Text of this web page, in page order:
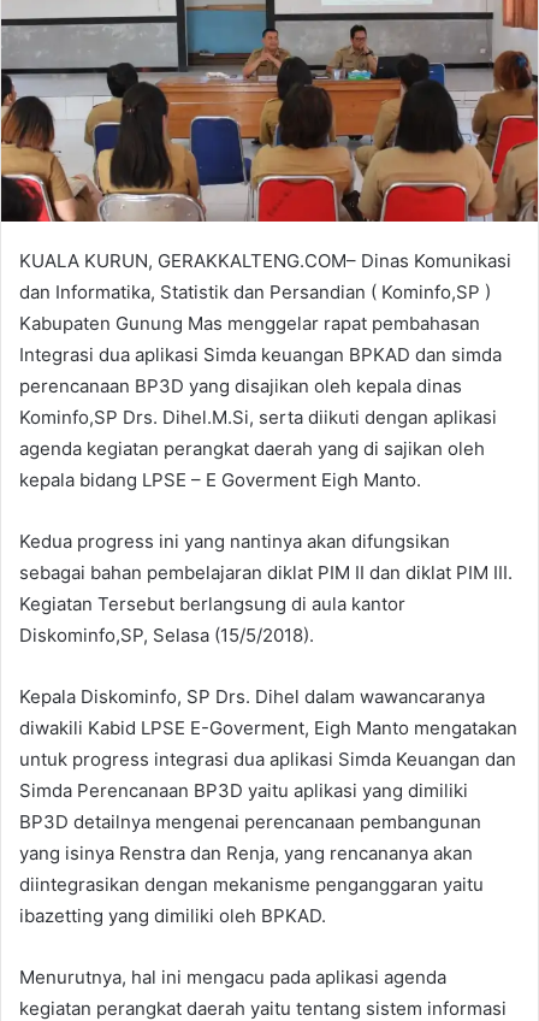
KUALA KURUN, GERAKKALTENG.COM– Dinas Komunikasi
dan Informatika, Statistik dan Persandian ( Kominfo,SP )
Kabupaten Gunung Mas menggelar rapat pembahasan
Integrasi dua aplikasi Simda keuangan BPKAD dan simda
perencanaan BP3D yang disajikan oleh kepala dinas
Kominfo,SP Drs. Dihel.M.Si, serta diikuti dengan aplikasi
agenda kegiatan perangkat daerah yang di sajikan oleh
kepala bidang LPSE – E Goverment Eigh Manto.
Kedua progress ini yang nantinya akan difungsikan
sebagai bahan pembelajaran diklat PIM II dan diklat PIM III.
Kegiatan Tersebut berlangsung di aula kantor
Diskominfo,SP, Selasa (15/5/2018).
Kepala Diskominfo, SP Drs. Dihel dalam wawancaranya
diwakili Kabid LPSE E-Goverment, Eigh Manto mengatakan
untuk progress integrasi dua aplikasi Simda Keuangan dan
Simda Perencanaan BP3D yaitu aplikasi yang dimiliki
BP3D detailnya mengenai perencanaan pembangunan
yang isinya Renstra dan Renja, yang rencananya akan
diintegrasikan dengan mekanisme penganggaran yaitu
ibazetting yang dimiliki oleh BPKAD.
Menurutnya, hal ini mengacu pada aplikasi agenda
kegiatan perangkat daerah yaitu tentang sistem informasi